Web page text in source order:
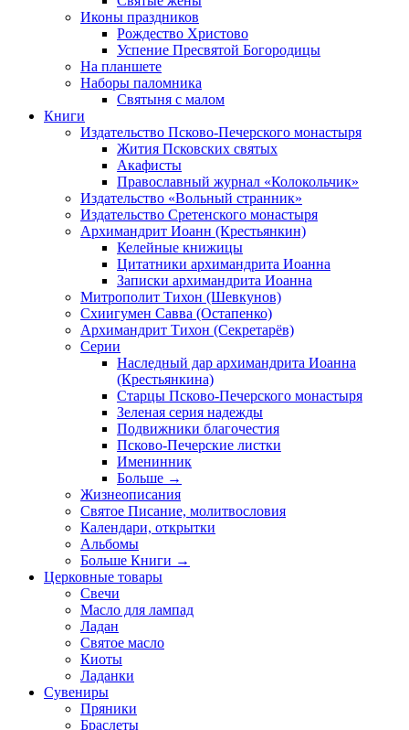
Иконы праздников
Рождество Христово
Успение Пресвятой Богородицы
На планшете
Наборы паломника
Святыня с малом
Книги
Издательство Псково-Печерского монастыря
Жития Псковских святых
Акафисты
Православный журнал «Колокольчик»
Издательство «Вольный странник»
Издательство Сретенского монастыря
Архимандрит Иоанн (Крестьянкин)
Келейные книжицы
Цитатники архимандрита Иоанна
Записки архимандрита Иоанна
Митрополит Тихон (Шевкунов)
Схиигумен Савва (Остапенко)
Архимандрит Тихон (Секретарёв)
Серии
Наследный дар архимандрита Иоанна
(Крестьянкина)
Старцы Псково-Печерского монастыря
Зеленая серия надежды
Подвижники благочестия
Псково-Печерские листки
Именинник
Больше →
Жизнеописания
Святое Писание, молитвословия
Календари, открытки
Альбомы
Больше Книги →
Церковные товары
Свечи
Масло для лампад
Ладан
Святое масло
Киоты
Ладанки
Сувениры
Пряники
Браслеты